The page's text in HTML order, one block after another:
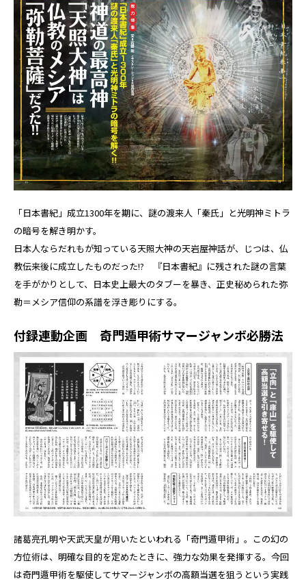
「日本書紀」成立1300年を期に、謎の渡来人「秦氏」と光明神ミトラ
の暗号を解き明かす。
日本人ならだれもが知っている天照大神の天岩屋神話が、じつは、仏
教伝来後に成立したものだった!? 『日本書紀』に残された謎の言葉
を手がかりとして、日本史上最大のタブーを暴き、正史秘められた弥
勒＝メシア信仰の系譜を浮き彫りにする。
付録連動企画 奇門遁甲術サマージャンボ必勝法
諸葛亮孔明や天武天皇が用いたといわれる「奇門遁甲術」。この幻の
方位術は、明確な目的を定めたときに、強力な効果を発揮する。今回
は奇門遁甲術を駆使してサマージャンボの高額当選を狙うという実践